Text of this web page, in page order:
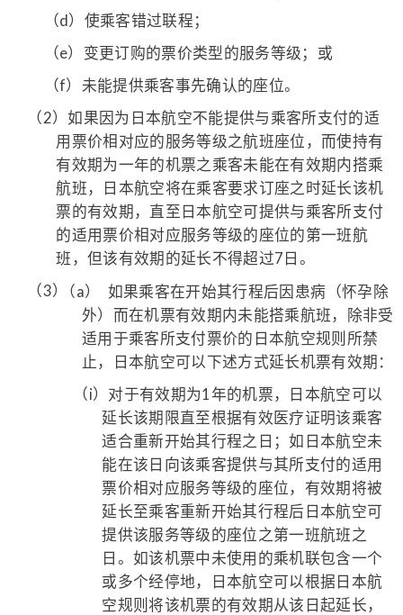
（d） 使乘客错过联程；
（e） 变更订购的票价类型的服务等级；或
（f） 未能提供乘客事先确认的座位。
（2）如果因为日本航空不能提供与乘客所支付的适
用票价相对应的服务等级之航班座位，而使持有
有效期为一年的机票之乘客未能在有效期内搭乘
航班，日本航空将在乘客要求订座之时延长该机
票的有效期，直至日本航空可提供与乘客所支付
的适用票价相对应服务等级的座位的第一班航
班，但该有效期的延长不得超过7日。
（3）
（a）
如果乘客在开始其行程后因患病（怀孕除
外）而在机票有效期内未能搭乘航班，除非受
适用于乘客所支付票价的日本航空规则所禁
止，日本航空可以下述方式延长机票有效期：
（i） 对于有效期为1年的机票，日本航空可以
延长该期限直至根据有效医疗证明该乘客
适合重新开始其行程之日；如日本航空未
能在该日向该乘客提供与其所支付的适用
票价相对应服务等级的座位，有效期将被
延长至乘客重新开始其行程后日本航空可
提供该服务等级的座位之第一班航班之
日。如该机票中未使用的乘机联包含一个
或多个经停地，日本航空可以根据日本航
空规则将该机票的有效期从该日起延长，